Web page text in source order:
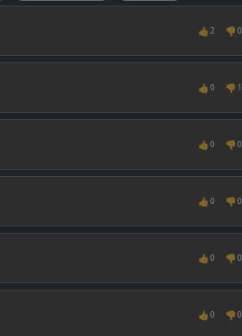
👍 2 👎 0
👍 0 👎 1
👍 0 👎 0
👍 0 👎 0
👍 0 👎 0
👍 0 👎 0